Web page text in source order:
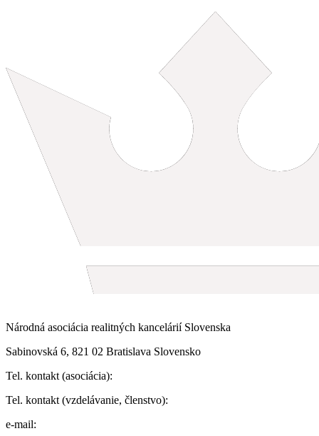
Národná asociácia realitných kancelárií Slovenska
Sabinovská 6, 821 02 Bratislava Slovensko
Tel. kontakt (asociácia):
Tel. kontakt (vzdelávanie, členstvo):
e-mail: